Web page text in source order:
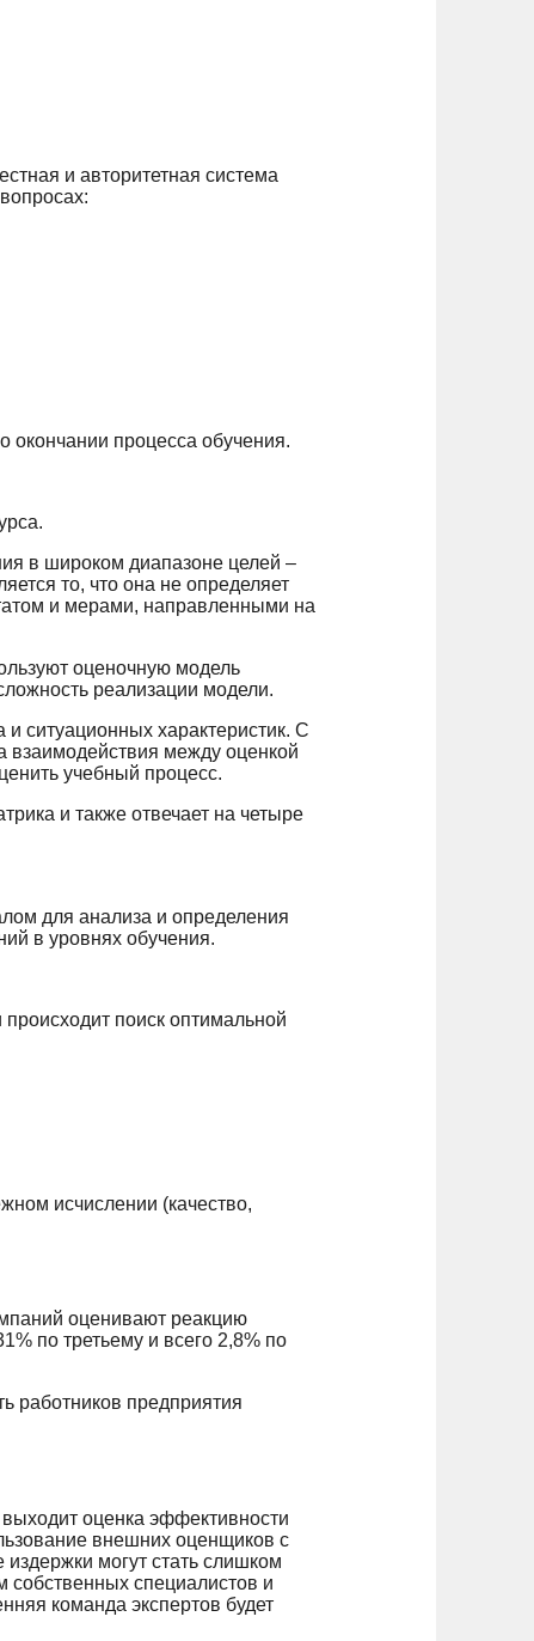
и авторитетная система
окончании процесса обучения.
в широком диапазоне целей –
то, что она не определяет
и мерами, направленными на
оценочную модель
реализации модели.
ситуационных характеристик. С
взаимодействия между оценкой
учебный процесс.
и также отвечает на четыре
для анализа и определения
в уровнях обучения.
поиск оптимальной
исчислении (качество,
оценивают реакцию
по третьему и всего 2,8% по
работников предприятия
оценка эффективности
внешних оценщиков с
могут стать слишком
специалистов и
команда экспертов будет